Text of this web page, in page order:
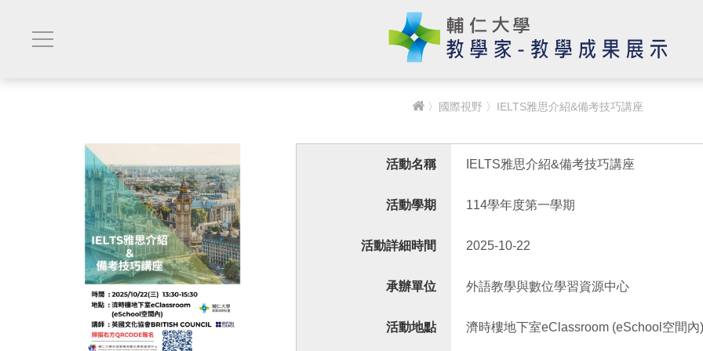
〉 國際視野 〉IELTS雅思介紹&備考技巧講座
活動名稱 IELTS雅思介紹&備考技巧講座
活動學期 114學年度第一學期
活動詳細時間 2025-10-22
承辦單位 外語教學與數位學習資源中心
活動地點 濟時樓地下室eClassroom (eSchool空間內